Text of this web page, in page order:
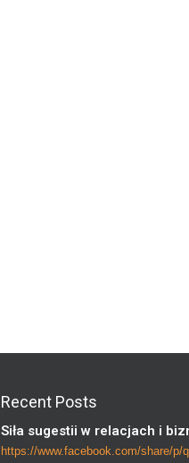
Recent Posts
Siła sugestii w relacjach i
https://www.facebook.com/share/p/